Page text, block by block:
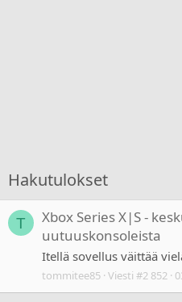
Hakutulokset
T
Xbox Series X|S -
uutuuskonsoleista
Itellä sovellus väittää
tommitee85 Viesti #2 852